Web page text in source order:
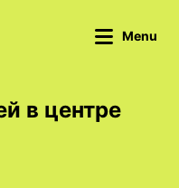
Menu
в центре